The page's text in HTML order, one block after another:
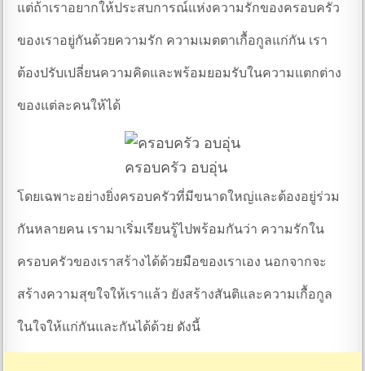
แต่ถ้าเราอยากให้ประสบการณ์แห่งความรักของครอบครัว
ของเราอยู่กันด้วยความรัก ความเมตตาเกื้อกูลแก่กัน เรา
ต้องปรับเปลี่ยนความคิดและพร้อมยอมรับในความแตกต่าง
ของแต่ละคนให้ได้
ครอบครัว อบอุ่น
โดยเฉพาะอย่างยิ่งครอบครัวที่มีขนาดใหญ่และต้องอยู่ร่วม
กันหลายคน เรามาเริ่มเรียนรู้ไปพร้อมกันว่า ความรักใน
ครอบครัวของเราสร้างได้ด้วยมือของเราเอง นอกจากจะ
สร้างความสุขใจให้เราแล้ว ยังสร้างสันติและความเกื้อกูล
ในใจให้แก่กันและกันได้ด้วย ดังนี้